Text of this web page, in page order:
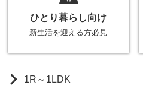
ひとり暮らし向け
新生活を迎える方必見
1R～1LDK